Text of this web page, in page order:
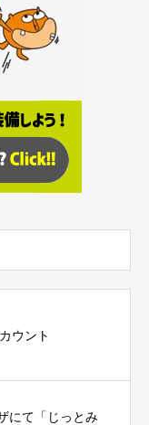
ウント
にて「じっとみ